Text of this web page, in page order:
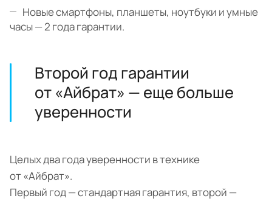
Новые смартфоны, планшеты, ноутбуки и умные
часы — 2 года гарантии.
Второй год гарантии
от «Айбрат» — еще больше
уверенности
Целых два года уверенности в технике
от «Айбрат».
Первый год — стандартная гарантия, второй —